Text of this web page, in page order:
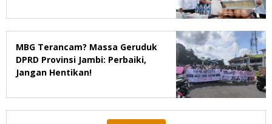
MBG Terancam? Massa Geruduk
DPRD Provinsi Jambi: Perbaiki,
Jangan Hentikan!